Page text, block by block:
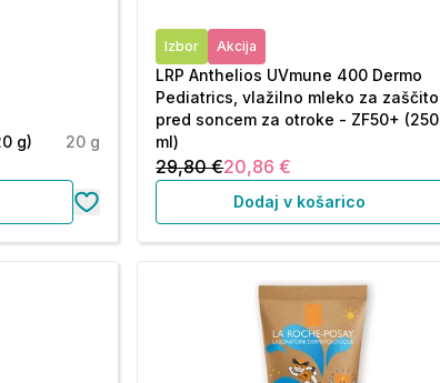
g) 20 g
Izbor Akcija
LRP Anthelios UVmune 400 Dermo
Pediatrics, vlažilno mleko za zaščito
pred soncem za otroke - ZF50+ (250
ml)
29,80 €20,86 €
Dodaj v košarico